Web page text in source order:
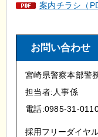
案内チラシ（
お問い合わせ
宮崎県警察本部警
担当者:人事係
電話:0985-31-
採用フリーダイヤ